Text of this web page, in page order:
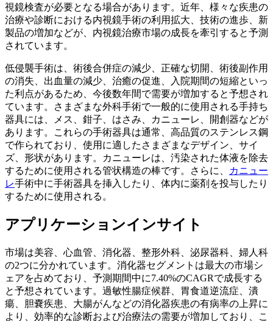
視鏡検査が必要となる場合があります。近年、様々な疾患の
治療や診断における内視鏡手術の利用拡大、技術の進歩、新
製品の増加などが、内視鏡治療市場の成長を牽引すると予測
されています。
低侵襲手術は、術後合併症の減少、正確な切開、術後副作用
の消失、出血量の減少、治癒の促進、入院期間の短縮といっ
た利点があるため、今後数年間で需要が増加すると予想され
ています。さまざまな外科手術で一般的に使用される手持ち
器具には、メス、鉗子、はさみ、カニューレ、開創器などが
あります。これらの手術器具は通常、高品質のステンレス鋼
で作られており、使用に適したさまざまなデザイン、サイ
ズ、形状があります。カニューレは、汚染された体液を除去
するために使用される管状構造の棒です。さらに、
カニュー
レ手術中に手術器具を挿入したり、体内に薬剤を投与したり
するために使用される。
アプリケーションインサイト
市場は美容、心血管、消化器、整形外科、泌尿器科、婦人科
の2つに分かれています。消化器セグメントは最大の市場シ
ェアを占めており、予測期間中に7.40%のCAGRで成長する
と予想されています。過敏性腸症候群、胃食道逆流症、潰
瘍、胆嚢疾患、大腸がんなどの消化器疾患の有病率の上昇に
より、効率的な診断および治療法の需要が増加しており、こ